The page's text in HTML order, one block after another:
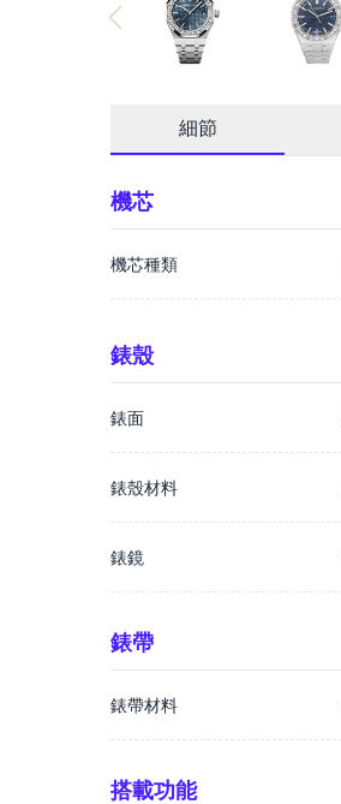
細節
機芯
機芯種類
錶殼
錶面
錶殼材料
錶鏡
錶帶
錶帶材料
搭載功能